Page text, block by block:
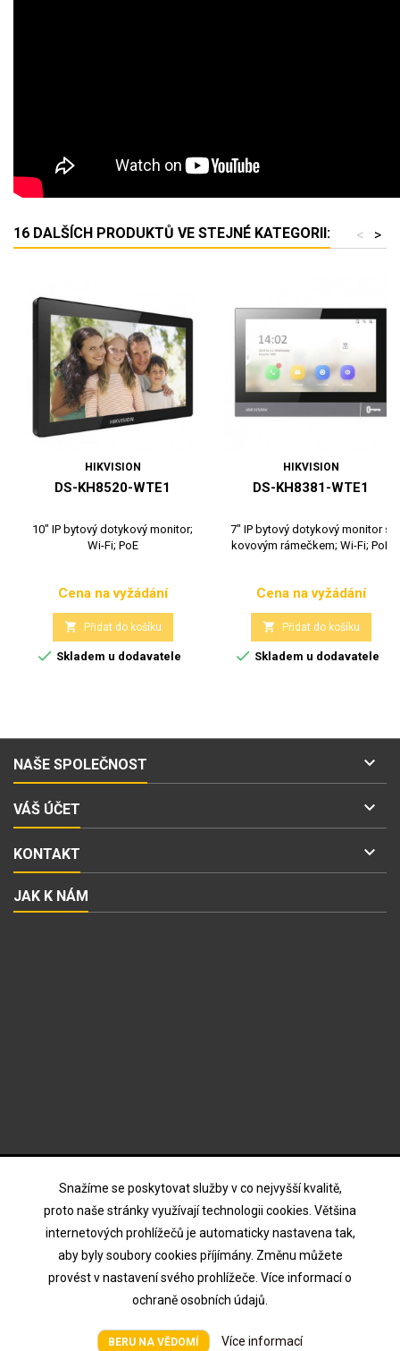
Snažíme se poskytovat služby v co nejvyšší kvalitě,
proto naše stránky využívají technologii cookies. Většina
internetových prohlížečů je automaticky nastavena tak,
aby byly soubory cookies příjímány. Změnu můžete
provést v nastavení svého prohlížeče. Více informací o
ochraně osobních údajů.
BERU NA VĚDOMÍ Více informací
16 DALŠÍCH PRODUKTŮ VE STEJNÉ KATEGORII: >
<
HIKVISION
DS-KH8520-WTE1
10" IP bytový dotykový monitor;
Wi-Fi; PoE
Cena
Cena na vyžádání
 Přidat do košíku
 Skladem u dodavatele
HIKVISION
DS-KH8381-WTE1
7" IP bytový dotykový monitor s
kovovým rámečkem; Wi-Fi; PoE
Cena
Cena na vyžádání
 Přidat do košíku
 Skladem u dodavatele
NAŠE SPOLEČNOST 
VÁŠ ÚČET 
KONTAKT 
JAK K NÁM
Souhlasím s podmínkami a zásadami ochrany osobních
údajů
Všechna práva vyhrazena © HTV Hodina 2026